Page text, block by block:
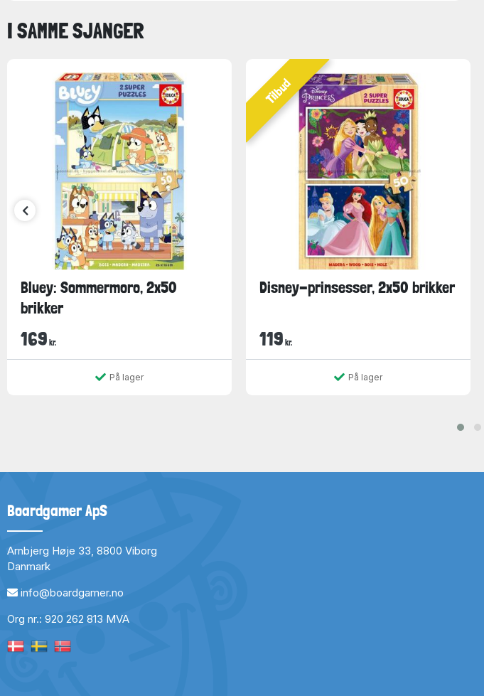
I SAMME SJANGER
Bluey: Sommermoro, 2x50
brikker
169 kr.
På lager
Tilbud
Disney-prinsesser, 2x50 brikker
119 kr.
På lager
Boardgamer ApS
Arnbjerg Høje 33, 8800 Viborg
Danmark
info@boardgamer.no
Org nr.: 920 262 813 MVA